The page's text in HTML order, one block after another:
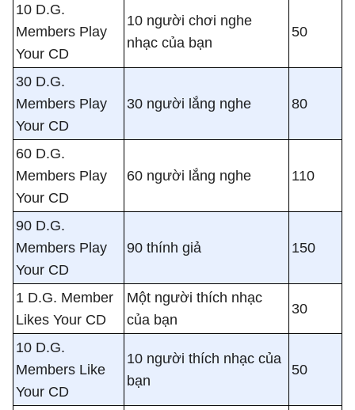
10 D.G.
Members Play
Your CD
10 người chơi nghe
nhạc của bạn
50
30 D.G.
Members Play
Your CD
30 người lắng nghe 80
60 D.G.
Members Play
Your CD
60 người lắng nghe 110
90 D.G.
Members Play
Your CD
90 thính giả 150
1 D.G. Member
Likes Your CD
Một người thích nhạc
của bạn
30
10 D.G.
Members Like
Your CD
10 người thích nhạc của
bạn
50